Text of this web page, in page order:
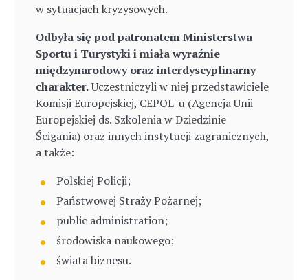
w sytuacjach kryzysowych.
Odbyła się pod patronatem Ministerstwa
Sportu i Turystyki i miała wyraźnie
międzynarodowy oraz interdyscyplinarny
charakter.Uczestniczyli w niej przedstawiciele
Komisji Europejskiej, CEPOL-u (Agencja Unii
Europejskiej ds. Szkolenia w Dziedzinie
Ścigania) oraz innych instytucji zagranicznych,
a także:
Polskiej Policji;
Państwowej Straży Pożarnej;
public administration;
środowiska naukowego;
świata biznesu.